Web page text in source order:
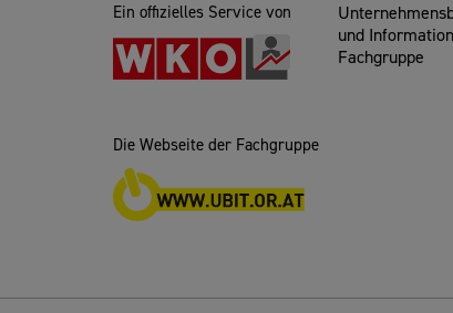
Ein offizielles Service von
und
Fachgruppe
Die Webseite der Fachgruppe